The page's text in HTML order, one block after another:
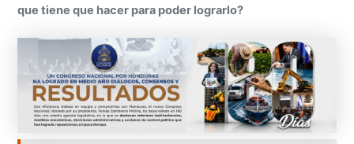
que tiene que hacer para poder lograrlo?